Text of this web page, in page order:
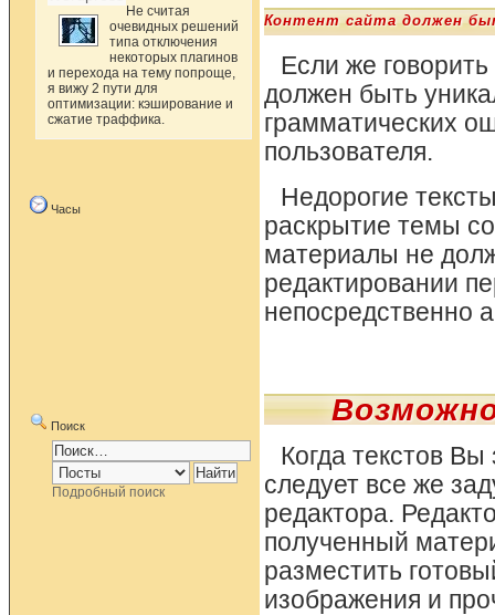
Не считая
очевидных решений
типа отключения
некоторых плагинов
и перехода на тему попроще,
я вижу 2 пути для
оптимизации: кэширование и
сжатие траффика.
Часы
Поиск
Подробный поиск
Контент сайта должен
Если же
должен быть
грамматических
пользователя.
Недорогие
раскрытие темы
материалы не
редактировании
непосредственно
Когда текстов
следует все же
редактора.
полученный
разместить
изображения и